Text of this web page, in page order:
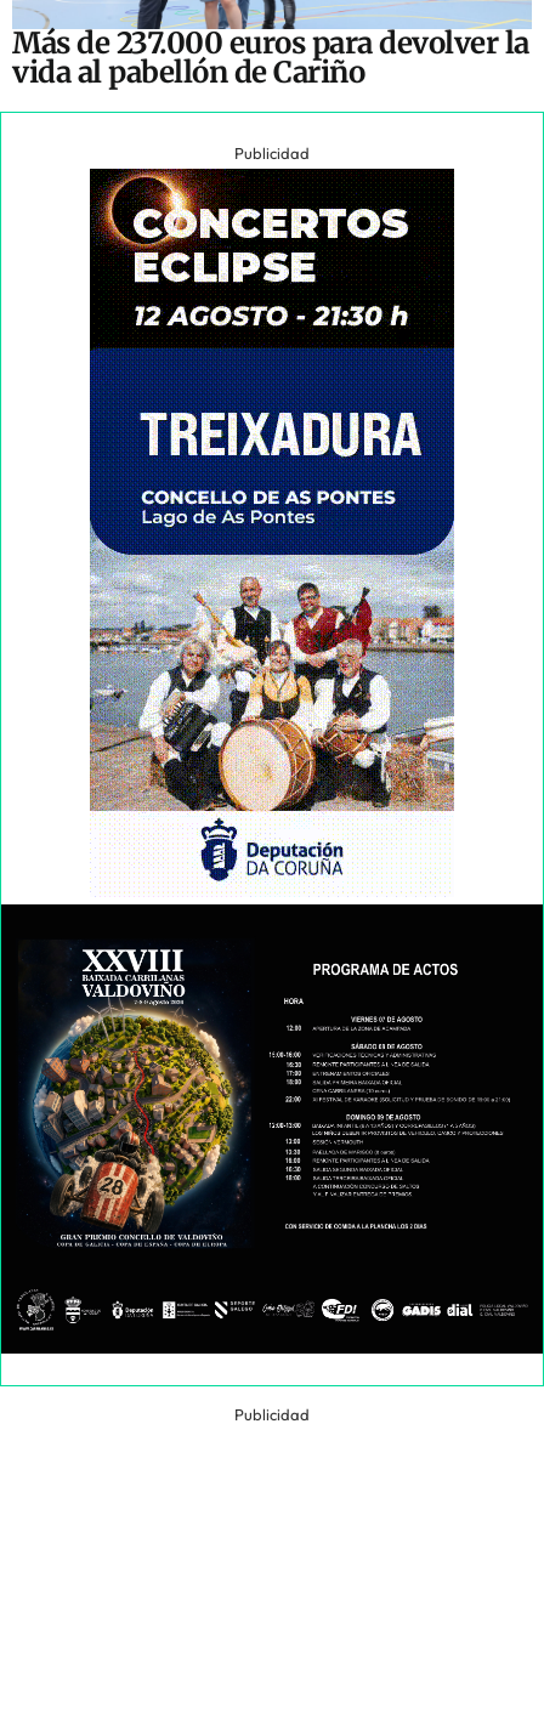
Más de 237.000 euros para devolver la
vida al pabellón de Cariño
Publicidad
Publicidad